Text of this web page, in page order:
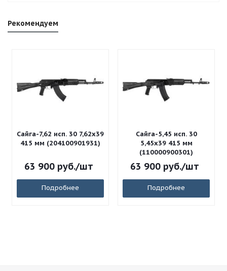
Рекомендуем
Сайга-7,62 исп. 30 7,62x39
415 мм (204100901931)
63 900руб./шт
Подробнее
Сайга-5,45 исп. 30
5,45x39 415 мм
(110000900301)
63 900руб./шт
Подробнее